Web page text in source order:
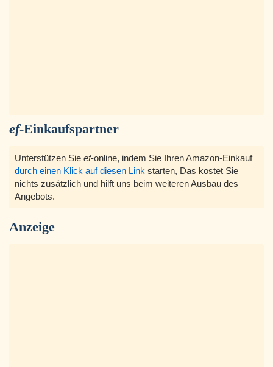
ef-Einkaufspartner
Unterstützen Sie ef-online, indem Sie Ihren Amazon-Einkauf
durch einen Klick auf diesen Link starten, Das kostet Sie
nichts zusätzlich und hilft uns beim weiteren Ausbau des
Angebots.
Anzeige